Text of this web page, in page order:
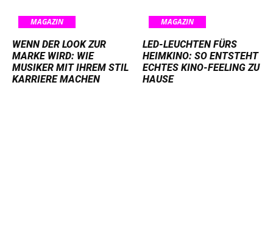
MAGAZIN
WENN DER LOOK ZUR
MARKE WIRD: WIE
MUSIKER MIT IHREM STIL
KARRIERE MACHEN
MAGAZIN
LED-LEUCHTEN FÜRS
HEIMKINO: SO ENTSTEHT
ECHTES KINO-FEELING ZU
HAUSE